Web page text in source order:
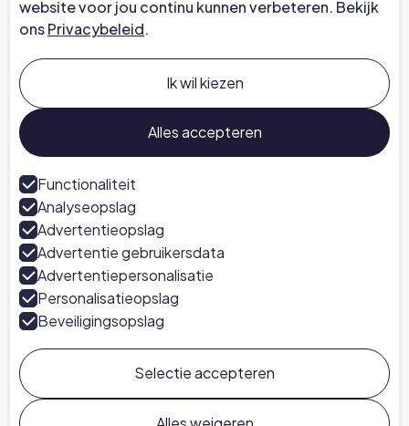
Bedrijf
Over ons
Carrières bij Chapter
Praat met een expert
Pers
Volg ons
LinkedIn
Chapter ©
Algemene Voorwaarden
Privacybeleid
Cookievoorkeuren
website voor jou continu kunnen verbeteren. Bekijk
onsPrivacybeleid.
Ik wil kiezen
Alles accepteren
Functionaliteit
Analyseopslag
Advertentieopslag
Advertentie gebruikersdata
Advertentiepersonalisatie
Personalisatieopslag
Beveiligingsopslag
Selectie accepteren